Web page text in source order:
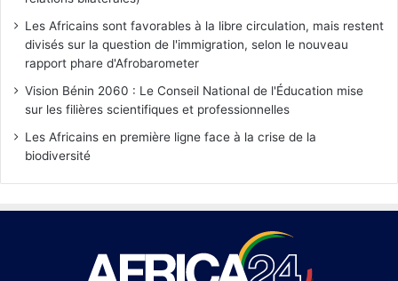
Les Africains sont favorables à la libre circulation, mais restent
divisés sur la question de l'immigration, selon le nouveau
rapport phare d'Afrobarometer
Vision Bénin 2060 : Le Conseil National de l'Éducation mise
sur les filières scientifiques et professionnelles
Les Africains en première ligne face à la crise de la
biodiversité